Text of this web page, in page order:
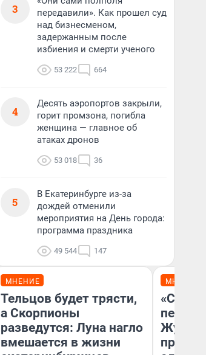
3
передавили». Как прошел суд
над бизнесменом,
задержанным после
избиения и смерти ученого
53 222 664
4
Десять аэропортов закрыли,
горит промзона, погибла
женщина — главное об
атаках дронов
53 018 36
5
В Екатеринбурге из-за
дождей отменили
мероприятия на День города:
программа праздника
49 544 147
МНЕНИЕ
Тельцов будет трясти,
а Скорпионы
разведутся: Луна нагло
вмешается в жизни
МНЕНИЕ